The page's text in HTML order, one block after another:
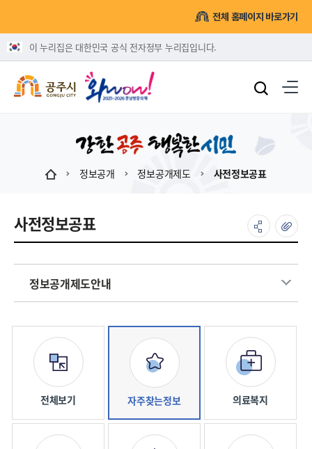
전체 홈페이지 바로가기
이 누리집은 대한민국 공식 전자정부 누리집입니다.
정보공개 정보공개제도 사전정보공표
사전정보공표
정보공개제도안내
전체보기 자주찾는정보 의료복지